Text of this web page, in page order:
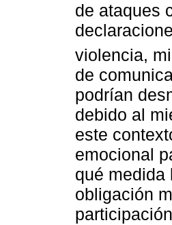
de ataques
violencia,
de
podrían
debido al
este
emocional
qué medida
obligación